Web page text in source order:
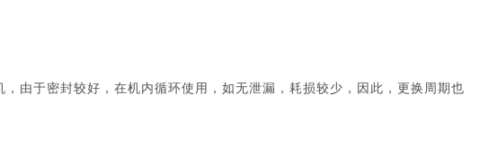
，由于密封较好，在机内循环使用，如无泄漏，耗损较少，因此，更换周期也